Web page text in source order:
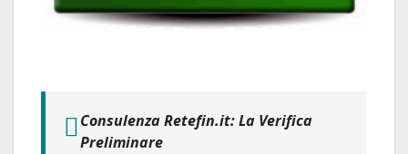
Consulenza Retefin.it: La Verifica
Preliminare